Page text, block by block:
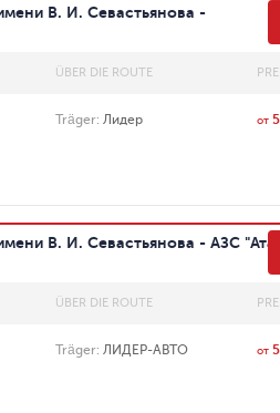
В. И. Севастьянова -
ÜBER DIE ROUTE
Träger: Лидер от
В. И. Севастьянова - АЗС
ÜBER DIE ROUTE
Träger: ЛИДЕР-АВТО от